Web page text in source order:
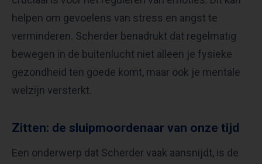
helpen om gevoelens van stress en angst te
verminderen. Scherder benadrukt dat regelmatig
bewegen in de buitenlucht niet alleen je fysieke
gezondheid ten goede komt, maar ook je mentale
welzijn versterkt.
Zitten: de sluipmoordenaar van onze tijd
Een onderwerp dat Scherder vaak aansnijdt, is de